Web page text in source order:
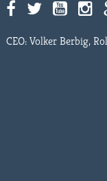
CEO: Volker Berbig,